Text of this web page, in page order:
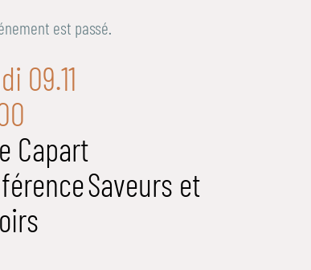
est passé.
09.11
Capart
Saveurs et